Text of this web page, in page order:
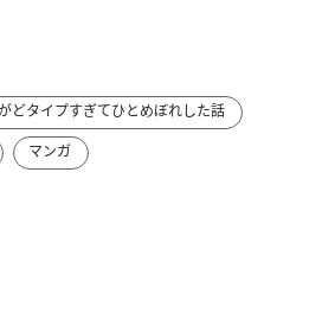
どタイプすぎてひとめぼれした話
マンガ